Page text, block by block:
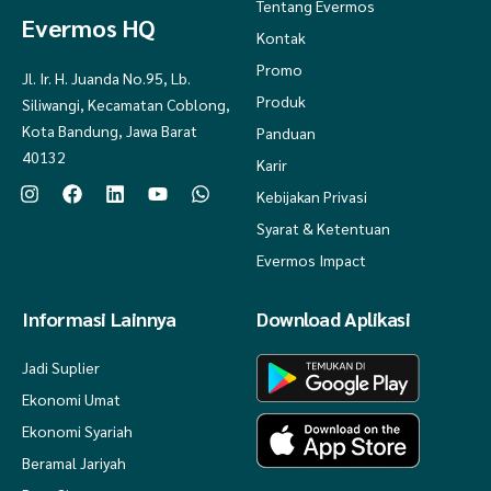
XS = 90 cm - 128 cm - 54 cm
M = 102 cm - 135 cm - 57 cm
XL = 110 cm - 140 cm - 59 cm
0 = 60 cm - 63 cm - 30 cm
2 = 64 cm - 74 cm - 32 cm
Evermos HQ
Jl. Ir. H. Juanda No.95, Lb.
Siliwangi, Kecamatan Coblong,
Kota Bandung, Jawa Barat
40132
Tentang Evermos
Kontak
Promo
Produk
Panduan
Karir
Kebijakan Privasi
Syarat & Ketentuan
Evermos Impact
Informasi Lainnya
Jadi Suplier
Ekonomi Umat
Ekonomi Syariah
Beramal Jariyah
Download Aplikasi